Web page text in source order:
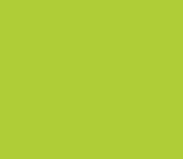
auswählen